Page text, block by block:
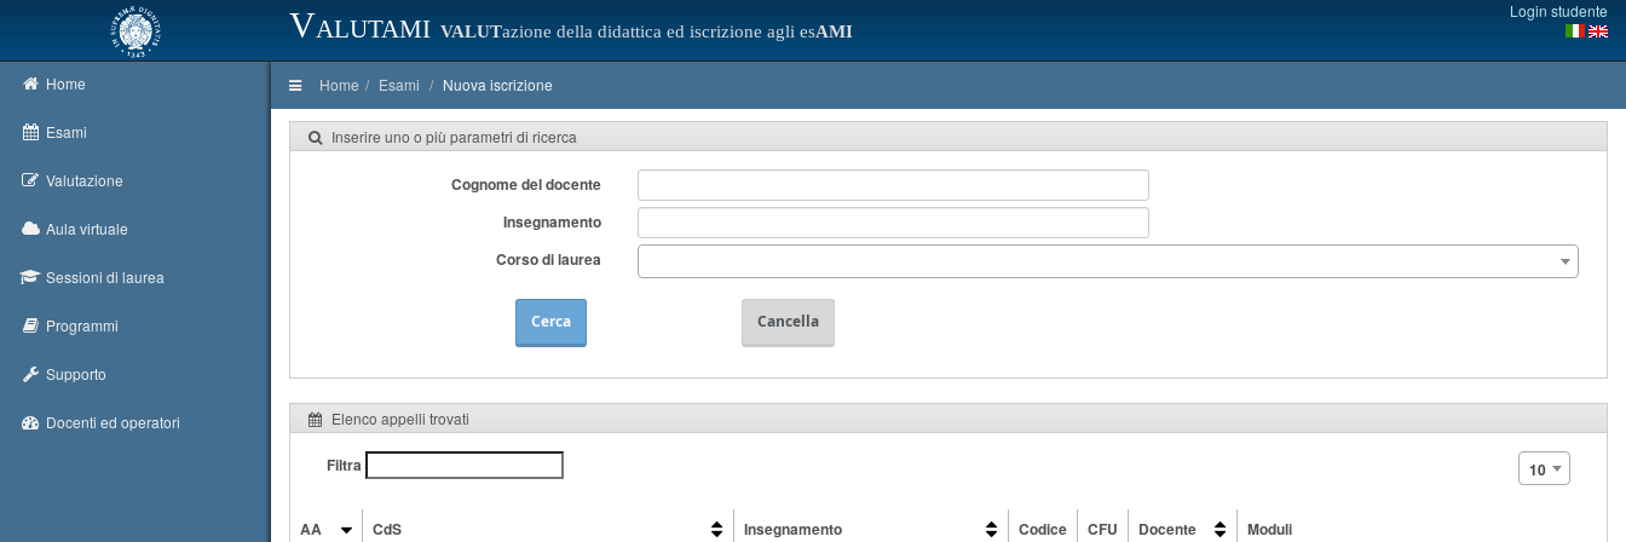
Valutami VALUTazione della didattica ed iscrizione agli esAMI
Login studente
Home
Esami
Valutazione
Aula virtuale
Sessioni di laurea
Programmi
Supporto
Docenti ed operatori
Home Esami Nuova iscrizione
Inserire uno o più parametri di ricerca
Cognome del docente
Insegnamento
Corso di laurea
Cerca Cancella
Elenco appelli trovati
Filtra 10
AA CdS Insegnamento Codice CFU Docente
Moduli